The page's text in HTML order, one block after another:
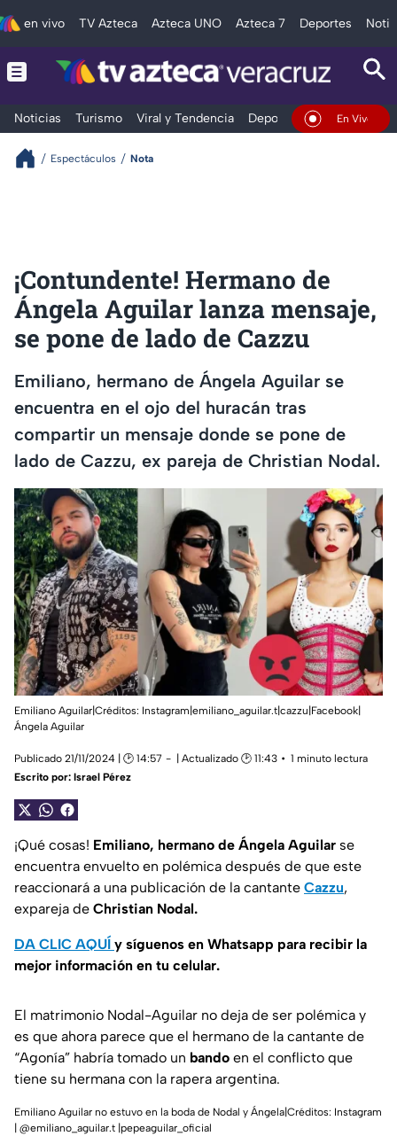
en vivo TV Azteca Azteca UNO Azteca 7 Deportes
Noticias Turismo Viral y Tendencia Deportes Espectáculos
En Vivo
Espectáculos Nota
¡Contundente! Hermano de
Ángela Aguilar lanza mensaje,
se pone de lado de Cazzu
Emiliano, hermano de Ángela Aguilar se
encuentra en el ojo del huracán tras
compartir un mensaje donde se pone de
lado de Cazzu, ex pareja de Christian Nodal.
Emiliano Aguilar|Créditos: Instagram|emiliano_aguilar.t|cazzu|Facebook|
Ángela Aguilar
Publicado 21/11/2024 | 🕑 14:57 | Actualizado 🕑 11:43
1 minuto lectura
Escrito por: Israel Pérez
¡Qué cosas! Emiliano, hermano de Ángela Aguilar se
encuentra envuelto en polémica después de que este
reaccionará a una publicación de la cantante Cazzu,
expareja de Christian Nodal.
DA CLIC AQUÍ y síguenos en Whatsapp para recibir la
mejor información en tu celular.
El matrimonio Nodal-Aguilar no deja de ser polémica y
es que ahora parece que el hermano de la cantante de
“Agonía” habría tomado un bando en el conflicto que
tiene su hermana con la rapera argentina.
Emiliano Aguilar no estuvo en la boda de Nodal y Ángela|Créditos: Instagram
| @emiliano_aguilar.t |pepeaguilar_oficial